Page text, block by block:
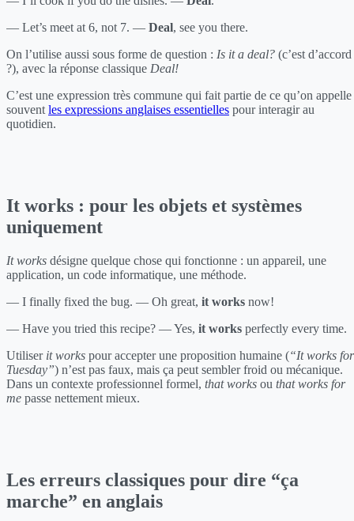
— Let’s meet at 6, not 7. — Deal, see you there.
On l’utilise aussi sous forme de question : Is it a deal? (c’est d’accord
?), avec la réponse classique Deal!
C’est une expression très commune qui fait partie de ce qu’on appelle
souvent les expressions anglaises essentielles pour interagir au
quotidien.
It works : pour les objets et systèmes
uniquement
It works désigne quelque chose qui fonctionne : un appareil, une
application, un code informatique, une méthode.
— I finally fixed the bug. — Oh great, it works now!
— Have you tried this recipe? — Yes, it works perfectly every time.
Utiliser it works pour accepter une proposition humaine (“It works for
Tuesday”) n’est pas faux, mais ça peut sembler froid ou mécanique.
Dans un contexte professionnel formel, that works ou that works for
me passe nettement mieux.
Les erreurs classiques pour dire “ça
marche” en anglais